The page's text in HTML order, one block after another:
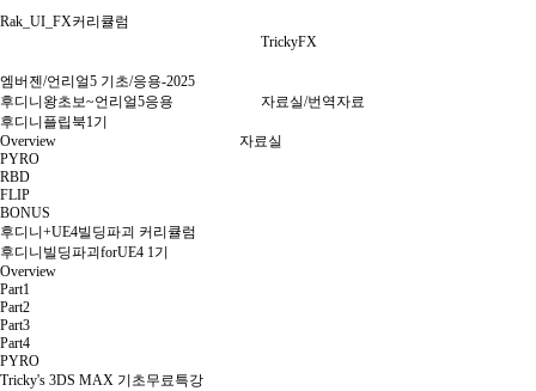
Rak_UI_FX커리큘럼
TrickyFX
엠버젠/언리얼5 기초/응용-2025
후디니왕초보~언리얼5응용
후디니플립북1기
Overview
PYRO
RBD
FLIP
BONUS
후디니+UE4빌딩파괴 커리큘럼
후디니빌딩파괴forUE4 1기
Overview
Part1
Part2
Part3
Part4
PYRO
Tricky's 3DS MAX 기초무료특강
자료실/번역자료
자료실